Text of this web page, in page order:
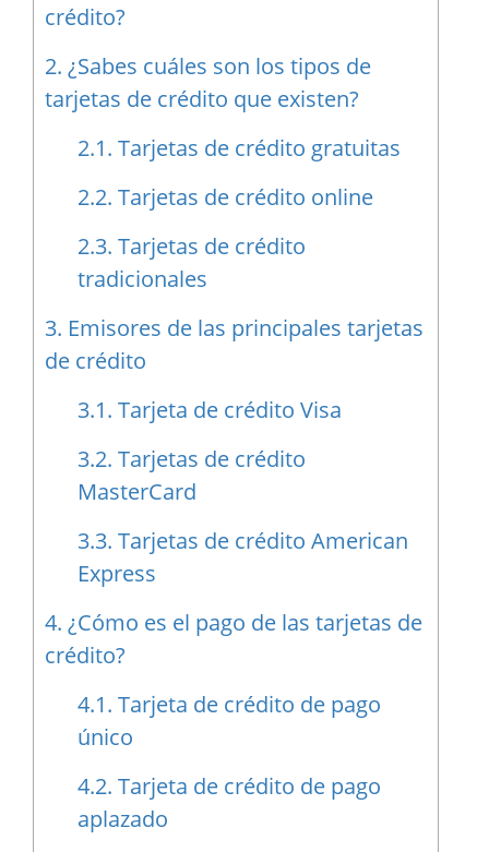
crédito?
2. ¿Sabes cuáles son los tipos de
tarjetas de crédito que existen?
2.1. Tarjetas de crédito gratuitas
2.2. Tarjetas de crédito online
2.3. Tarjetas de crédito
tradicionales
3. Emisores de las principales tarjetas
de crédito
3.1. Tarjeta de crédito Visa
3.2. Tarjetas de crédito
MasterCard
3.3. Tarjetas de crédito American
Express
4. ¿Cómo es el pago de las tarjetas de
crédito?
4.1. Tarjeta de crédito de pago
único
4.2. Tarjeta de crédito de pago
aplazado